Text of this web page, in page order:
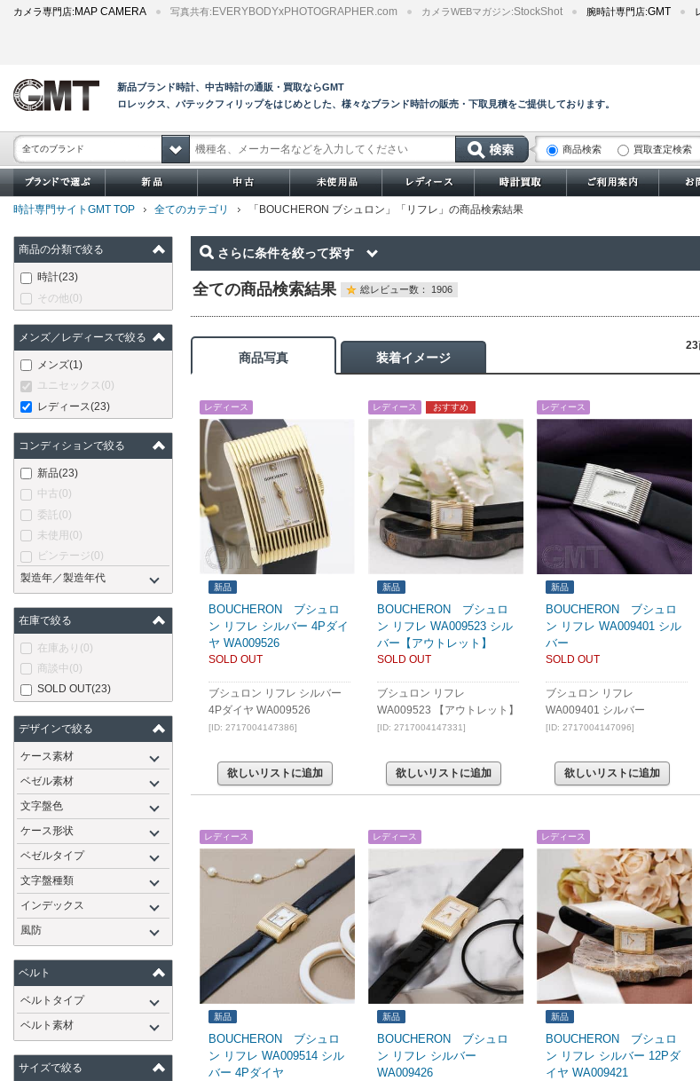
カメラ専門店: MAP CAMERA 写真共有: EVERYBODYxPHOTOGRAPHER.com カメラWEBマガジン:StockShot 腕時計専門店:GMT
新品ブランド時計、中古時計の通販・買取ならGMT
ロレックス、パテックフィリップをはじめとした、様々なブランド時計の販売・下取見積をご提供しております。
全てのブランド 商品検索 買取査定検索
時計専門サイトGMT TOP
全てのカテゴリ 「BOUCHERON ブシュロン」「リフレ」の商品検索結果
商品の分類で絞る
時計(23)
その他(0)
メンズ／レディースで絞る
メンズ(1)
ユニセックス (0)
レディース(23)
コンディションで絞る
新品(23)
中古 (0)
委託 (0)
未使用 (0)
ビンテージ(0)
製造年／製造年代
在庫で絞る
在庫あり (0)
商談中 (0)
SOLD OUT(23)
デザインで絞る
ケース素材
ベゼル素材
文字盤色
ケース形状
ベゼルタイプ
文字盤種類
インデックス
風防
ベルト
ベルトタイプ
ベルト素材
サイズで絞る
さらに条件を絞って探す
全ての商品検索結果 総レビュー数： 1906
商品写真 装着イメージ
23
新品
レディース
BOUCHERON ブシュロ
ン リフレ シルバー 4Pダイ
ヤ WA009526
SOLD OUT
ブシュロン リフレ シルバー
4Pダイヤ WA009526
[ID: 2717004147386]
欲しいリストに追加
新品
レディース おすすめ
BOUCHERON ブシュロ
ン リフレ WA009523 シル
バー【アウトレット】
SOLD OUT
ブシュロン リフレ
WA009523 【アウトレット】
[ID: 2717004147331]
欲しいリストに追加
新品
レディース
BOUCHERON ブシュロ
ン リフレ WA009401 シル
バー
SOLD OUT
ブシュロン リフレ
WA009401 シルバー
[ID: 2717004147096]
欲しいリストに追加
新品
レディース
BOUCHERON ブシュロ
ン リフレ WA009514 シル
バー 4Pダイヤ
新品
レディース
BOUCHERON ブシュロ
ン リフレ シルバー
WA009426
新品
レディース
BOUCHERON ブシュロ
ン リフレ シルバー 12Pダ
イヤ WA009421